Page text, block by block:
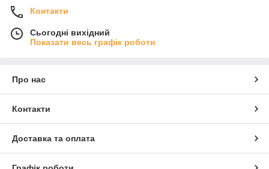
Контакти
Сьогодні вихідний
Показати весь графік роботи
Про нас
Контакти
Доставка та оплата